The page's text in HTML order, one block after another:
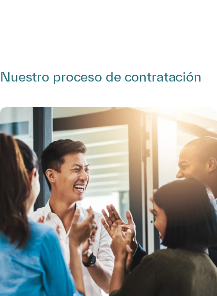
profesional
Descubra un emocionante camino de aprendizaje
con el Marco de Habilidades para el Desarrollo
Profesional de Kyndryl Consult, que le brinda la
oportunidad de desarrollarse, progresar y
mejorar sus habilidades.
Nuestro proceso de contratación